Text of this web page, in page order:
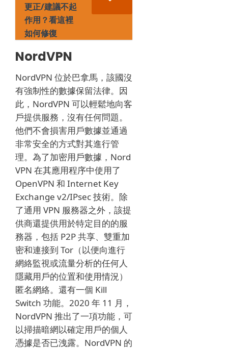
更正/建議不起
作用？看這裡
如何修復
NordVPN
NordVPN 位於巴拿馬，該國沒
有強制性的數據保留法律。 因
此，NordVPN 可以輕鬆地向客
戶提供服務，沒有任何問題。
他們不會損害用戶數據並通過
非常安全的方式對其進行管
理。 為了加密用戶數據，Nord
VPN 在其應用程序中使用了
OpenVPN 和 Internet Key
Exchange v2/IPsec 技術。 除
了通用 VPN 服務器之外，該提
供商還提供用於特定目的的服
務器，包括 P2P 共享、雙重加
密和連接到 Tor（以便向進行
網絡監視或流量分析的任何人
隱藏用戶的位置和使用情況）
匿名網絡。 還有一個 Kill
Switch 功能。 2020 年 11 月，
NordVPN 推出了一項功能，可
以掃描暗網以確定用戶的個人
憑據是否已洩露。 NordVPN 的